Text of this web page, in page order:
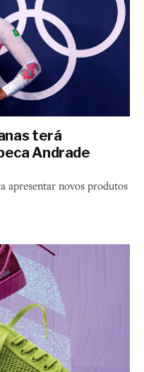
terá
Andrade
apresentar novos produtos